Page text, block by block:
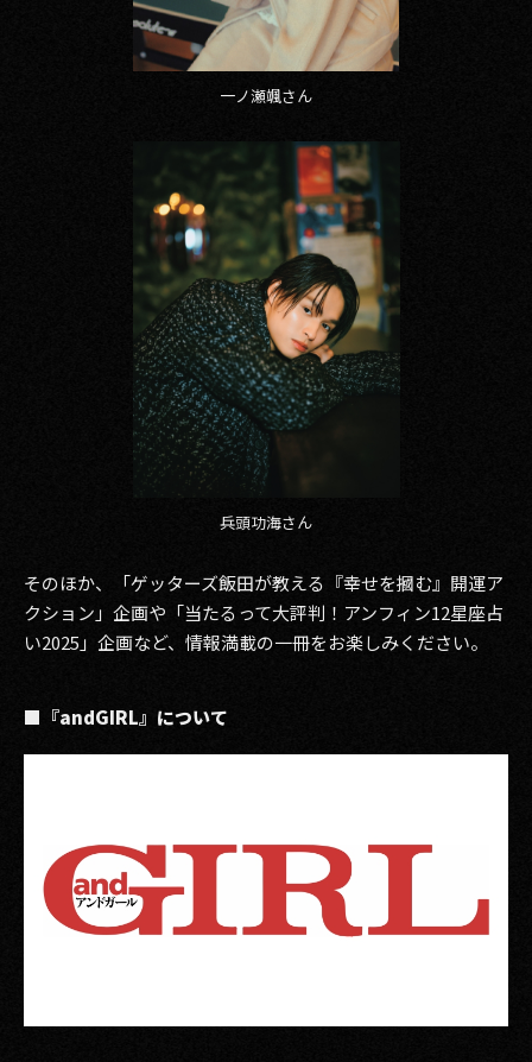
一ノ瀬颯さん
兵頭功海さん
そのほか、「ゲッターズ飯田が教える『幸せを摑む』開運ア
クション」企画や「当たるって大評判！アンフィン12星座占
い2025」企画など、情報満載の一冊をお楽しみください。
■『andGIRL』について